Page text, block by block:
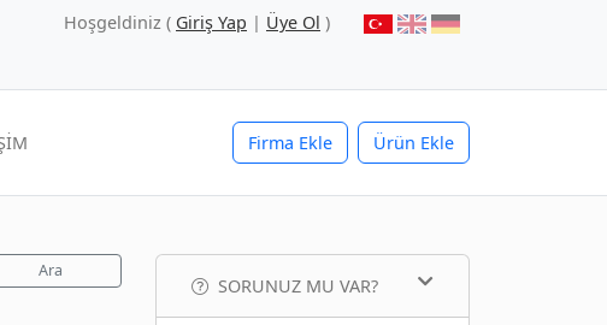
Hoşgeldiniz ( Giriş Yap | Üye Ol )
Firma Ekle Ürün Ekle
Ara
SORUNUZ MU VAR?